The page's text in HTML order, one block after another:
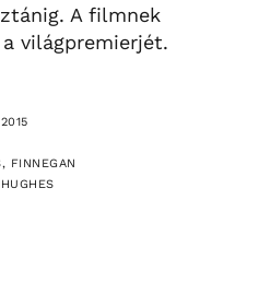
A filmnek
világpremierjét.
FINNEGAN